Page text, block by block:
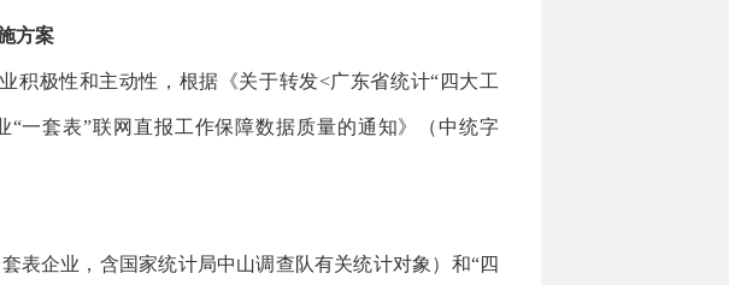
方案
极性和主动性，根据《关于转发<广东省统计“四大工
一套表”联网直报工作保障数据质量的通知》（中统字
企业，含国家统计局中山调查队有关统计对象）和“四